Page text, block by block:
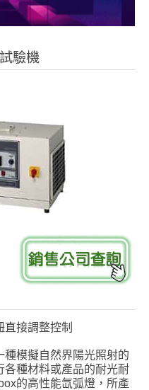
驗機
接調整控制
模擬自然界陽光照射的
各種材料或產品的耐光耐
的高性能氙弧燈，所產